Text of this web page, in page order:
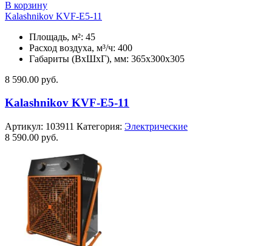
В корзину
Kalashnikov KVF-E5-11
Площадь, м²: 45
Расход воздуха, м³/ч: 400
Габариты (ВхШхГ), мм: 365x300x305
8 590.00 руб.
Kalashnikov KVF-E5-11
Артикул: 103911 Категория: Электрические
8 590.00 руб.